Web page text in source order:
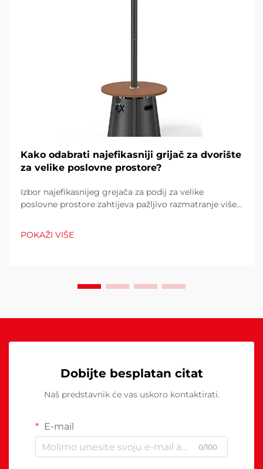
Kako odabrati najefikasniji grijač za dvorište
za velike poslovne prostore?
Izbor najefikasnijeg grejača za podij za velike
poslovne prostore zahtijeva pažljivo razmatranje više
udobnost kupaca i potrošnju energije. Pogrešan izbor
može rezultirati neadekvatnom toplinom...
POKAŽI VIŠE
Dobijte besplatan citat
Naš predstavnik će vas uskoro kontaktirati.
E-mail
0/100